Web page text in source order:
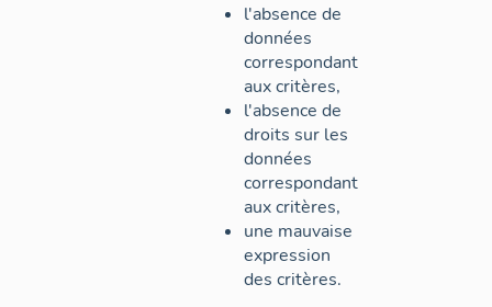
l'absence de
données
correspondant
aux critères,
l'absence de
droits sur les
données
correspondant
aux critères,
une mauvaise
expression
des critères.